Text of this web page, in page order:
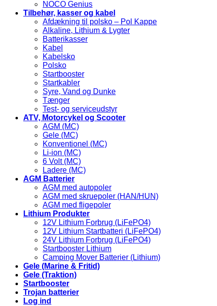
NOCO Genius
Tilbehør, kasser og kabel
Afdækning til polsko – Pol Kappe
Alkaline, Lithium & Lygter
Batterikasser
Kabel
Kabelsko
Polsko
Startbooster
Startkabler
Syre, Vand og Dunke
Tænger
Test- og serviceudstyr
ATV, Motorcykel og Scooter
AGM (MC)
Gele (MC)
Konventionel (MC)
Li-ion (MC)
6 Volt (MC)
Ladere (MC)
AGM Batterier
AGM med autopoler
AGM med skruepoler (HAN/HUN)
AGM med fligepoler
Lithium Produkter
12V Lithium Forbrug (LiFePO4)
12V Lithium Startbatteri (LiFePO4)
24V Lithium Forbrug (LiFePO4)
Startbooster Lithium
Camping Mover Batterier (Lithium)
Gele (Marine & Fritid)
Gele (Traktion)
Startbooster
Trojan batterier
Log ind